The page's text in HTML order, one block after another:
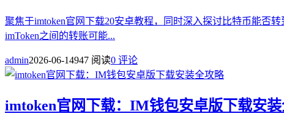
聚焦于imtoken官网下载20安卓教程，同时深入探讨比特币能否
imToken之间的转账可能...
admin2026-06-14947 阅读0 评论
imtoken官网下载：IM钱包安卓版下载安